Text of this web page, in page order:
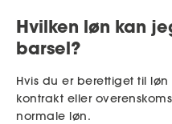
MitAse
Dokumenter.dk
Hvilken løn kan
barsel?
Hvis du er berettiget til
kontrakt eller
normale løn.